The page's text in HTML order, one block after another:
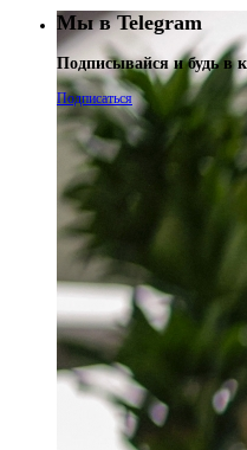
Мы в Telegram
Подписывайся и будь в
Подписаться